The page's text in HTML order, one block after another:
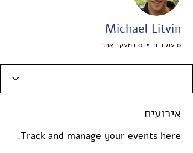
Michael Litvin
0 עוקבים 0 במעקב אחר
אירועים
Track and manage your events here.